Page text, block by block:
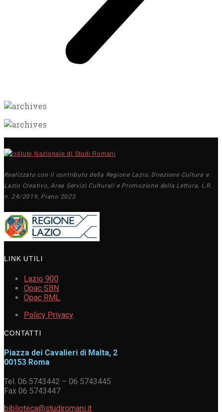
Realizzato con il contributo della Regione Lazio, Direzione Cultura e
Lazio Creativo, Area Servizi Culturali e Promozione della Lettura, L.R.
n. 24/2019, Piano 2023.
LINK UTILI
Lazio 900
Opac SBN
Opac RML
Policy Privacy
CONTATTI
Piazza dei Cavalieri di Malta, 2
00153 Roma
Tel. 06 5743442 – 06 5743445
Fax 06 5743447
biblioteca@studiromani.it